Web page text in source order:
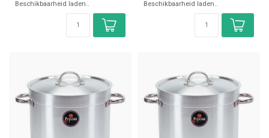
Beschikbaarheid laden.. Beschikbaarheid laden..